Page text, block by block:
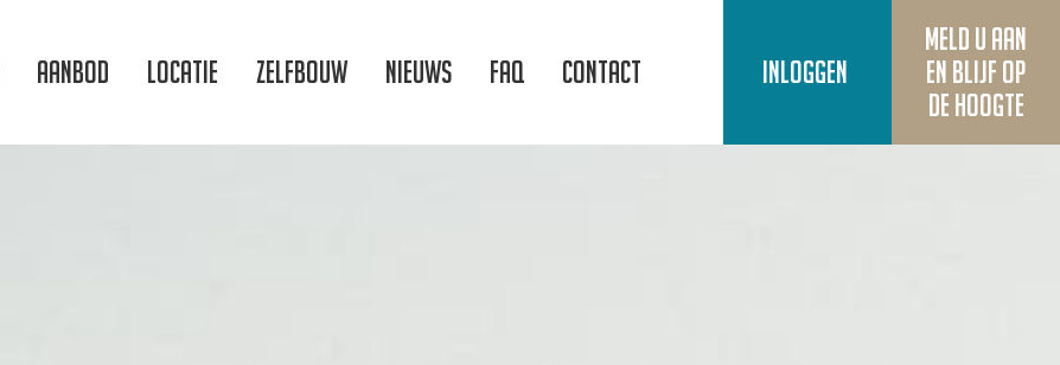
Aanbod Locatie Zelfbouw Nieuws FAQ Contact Inloggen
Meld u aan
en blijf op
de hoogte